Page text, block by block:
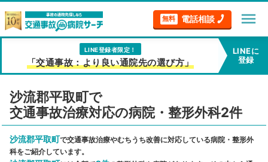
無料 電話相談 menu
LINE登録者限定！
「交通事故：より良い通院先の選び方」
LINEに
登録
沙流郡平取町で
交通事故治療対応の病院・整形外科2件
沙流郡平取町で交通事故治療やむちうち改善に対応している病院・整形外
科をご紹介しています。